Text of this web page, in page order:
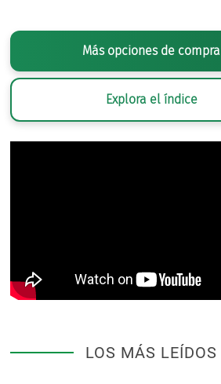
Más opciones de compra
Explora el índice
LOS MÁS LEÍDOS